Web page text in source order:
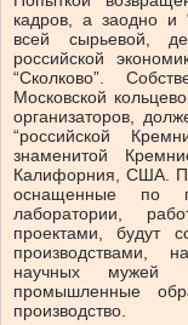
кадров, а заодно и
всей сырьевой,
российской
“Сколково”.
Московской
организаторов,
“российской
знаменитой
Калифорния, США.
оснащенные по
лаборатории,
проектами, будут
производствами,
научных мужей
промышленные
производство.